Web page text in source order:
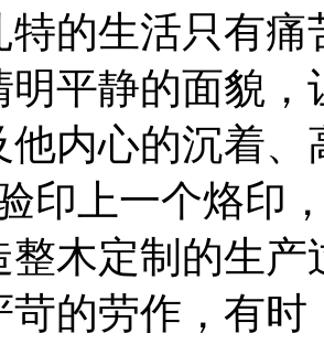
特的生活只有
明平静的面貌
他内心的沉着
印上一个烙印
整木定制的生
苛的劳作，有